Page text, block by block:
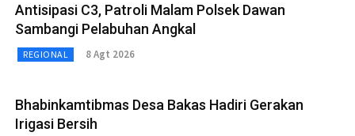
Antisipasi C3, Patroli Malam Polsek Dawan
Sambangi Pelabuhan Angkal
REGIONAL 8 Agt 2026
Bhabinkamtibmas Desa Bakas Hadiri Gerakan
Irigasi Bersih